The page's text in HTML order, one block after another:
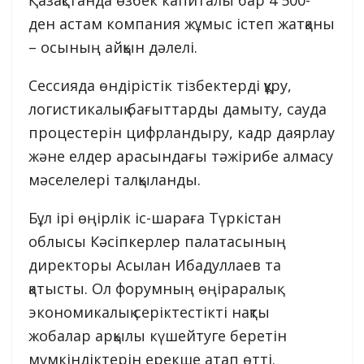
ден астам компания жұмыс істеп жатқаны
– осының айқын дәлелі.
Сессияда өндірістік тізбектерді құру,
логистикалық бағыттарды дамыту, сауда
процестерін цифрландыру, кадр даярлау
және елдер арасындағы тәжірибе алмасу
мәселелері талқыланды.
Бұл ірі өңірлік іс-шараға Түркістан
облысы Кәсіпкерлер палатасының
директоры Асылан Ибадуллаев та
қатысты. Ол форумның өңіраралық
экономикалық серіктестікті нақты
жобалар арқылы күшейтуге беретін
мүмкіндіктерін ерекше атап өтті.